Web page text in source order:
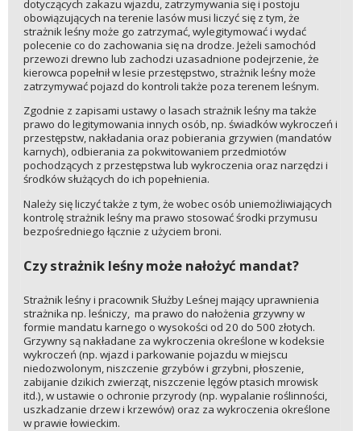
dotyczących zakazu wjazdu, zatrzymywania się i postoju
obowiązujących na terenie lasów musi liczyć się z tym, że
strażnik leśny może go zatrzymać, wylegitymować i wydać
polecenie co do zachowania się na drodze. Jeżeli samochód
przewozi drewno lub zachodzi uzasadnione podejrzenie, że
kierowca popełnił w lesie przestępstwo, strażnik leśny może
zatrzymywać pojazd do kontroli także poza terenem leśnym.
Zgodnie z zapisami ustawy o lasach strażnik leśny ma także
prawo do legitymowania innych osób, np. świadków wykroczeń i
przestępstw, nakładania oraz pobierania grzywien (mandatów
karnych), odbierania za pokwitowaniem przedmiotów
pochodzących z przestępstwa lub wykroczenia oraz narzędzi i
środków służących do ich popełnienia.
Należy się liczyć także z tym, że wobec osób uniemożliwiających
kontrolę strażnik leśny ma prawo stosować środki przymusu
bezpośredniego łącznie z użyciem broni.
Czy strażnik leśny może nałożyć mandat?
Strażnik leśny i pracownik Służby Leśnej mający uprawnienia
strażnika np. leśniczy, ma prawo do nałożenia grzywny w
formie mandatu karnego o wysokości od 20 do 500 złotych.
Grzywny są nakładane za wykroczenia określone w kodeksie
wykroczeń (np. wjazd i parkowanie pojazdu w miejscu
niedozwolonym, niszczenie grzybów i grzybni, płoszenie,
zabijanie dzikich zwierząt, niszczenie lęgów ptasich mrowisk
itd.), w ustawie o ochronie przyrody (np. wypalanie roślinności,
uszkadzanie drzew i krzewów) oraz za wykroczenia określone
w prawie łowieckim.